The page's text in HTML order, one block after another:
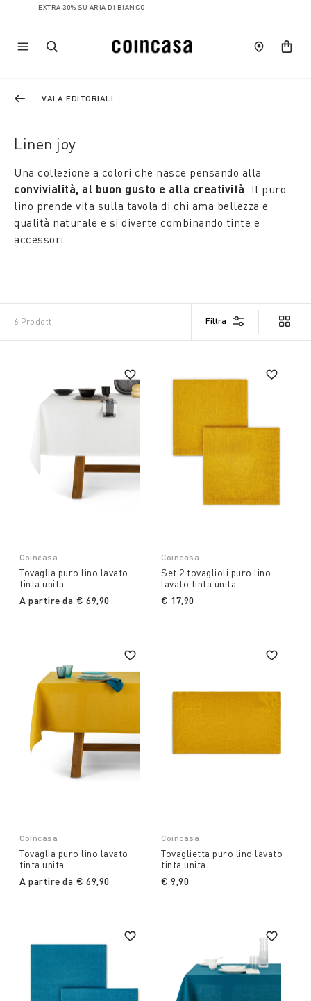
EXTRA 30% SU ARIA DI BIANCO
VAI A EDITORIALI
Linen joy
Una collezione a colori che nasce pensando alla
convivialità, al buon gusto e alla creatività. Il puro
lino prende vita sulla tavola di chi ama bellezza e
qualità naturale e si diverte combinando tinte e
accessori.
6 Prodotti Filtra
Coincasa
Tovaglia puro lino lavato
tinta unita
A partire da € 69,90
Coincasa
Set 2 tovaglioli puro lino
lavato tinta unita
€ 17,90
Coincasa
Tovaglia puro lino lavato
tinta unita
A partire da € 69,90
Coincasa
Tovaglietta puro lino lavato
tinta unita
€ 9,90